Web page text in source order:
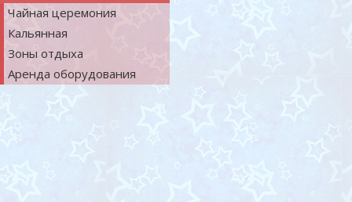
Чайная церемония
Кальянная
Зоны отдыха
Аренда оборудования